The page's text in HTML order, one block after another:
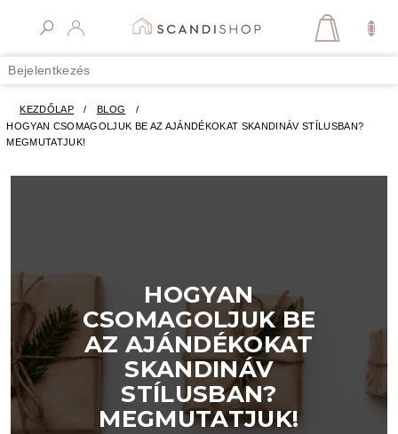
Bejelentkezés
KOSÁR
KEZDŐLAP / BLOG
/
HOGYAN CSOMAGOLJUK BE AZ AJÁNDÉKOKAT SKANDINÁV STÍLUSBAN?
MEGMUTATJUK!
HOGYAN
CSOMAGOLJUK BE
AZ AJÁNDÉKOKAT
SKANDINÁV
STÍLUSBAN?
MEGMUTATJUK!